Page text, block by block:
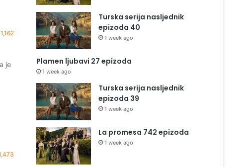
1,162
je
Turska serija nasljednik
epizoda 40
1 week ago
Plamen ljubavi 27 epizoda
1 week ago
Turska serija nasljednik
epizoda 39
1 week ago
La promesa 742 epizoda
1 week ago